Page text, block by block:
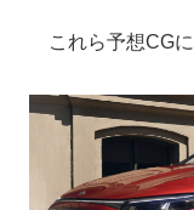
これら予想CGに